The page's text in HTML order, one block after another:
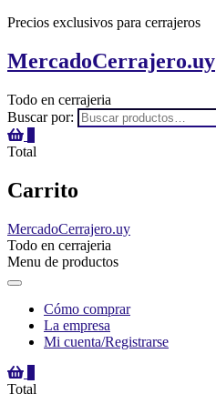
Precios exclusivos para cerrajeros
MercadoCerrajero.uy
Todo en cerrajeria
Buscar por:
Total
Carrito
MercadoCerrajero.uy
Todo en cerrajeria
Menu de productos
Cómo comprar
La empresa
Mi cuenta/Registrarse
Total